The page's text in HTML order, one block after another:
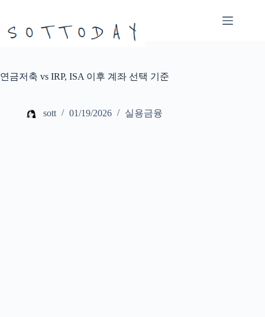
으
뛰
연금저축 vs IRP, ISA 이후 계좌 선택 기준
sott 01/19/2026 실용금융